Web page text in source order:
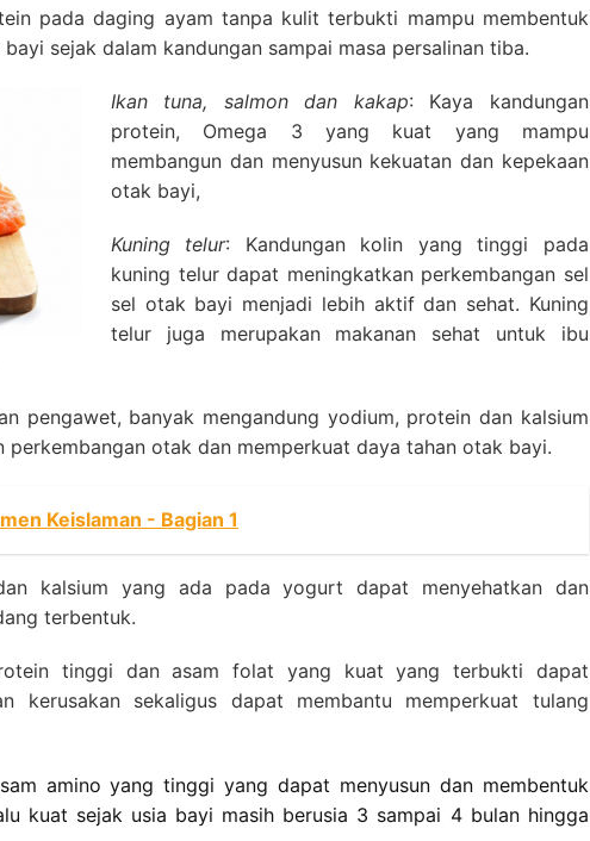
pada daging ayam tanpa kulit terbukti mampu membentuk
sejak dalam kandungan sampai masa persalinan tiba.
Ikan tuna, salmon dan kakap:
Kaya kandungan
protein, Omega 3 yang kuat yang mampu
membangun dan menyusun kekuatan dan kepekaan
otak bayi,
Kuning telur:
Kandungan kolin yang tinggi pada
kuning telur dapat meningkatkan perkembangan sel
sel otak bayi menjadi lebih aktif dan sehat. Kuning
telur juga merupakan makanan sehat untuk ibu
pengawet, banyak mengandung yodium, protein dan kalsium
perkembangan otak dan memperkuat daya tahan otak bayi.
Keislaman - Bagian 1
kalsium yang ada pada yogurt dapat menyehatkan dan
terbentuk.
tinggi dan asam folat yang kuat yang terbukti dapat
kerusakan sekaligus dapat membantu memperkuat tulang
amino yang tinggi yang dapat menyusun dan membentuk
kuat sejak usia bayi masih berusia 3 sampai 4 bulan hingga